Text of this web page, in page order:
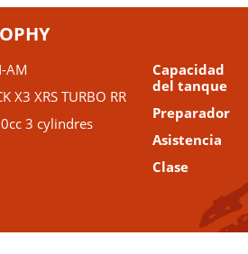
AM
X3 XRS TURBO RR
3 cylindres
Capacidad
del tanque
Preparador
Asistencia
Clase